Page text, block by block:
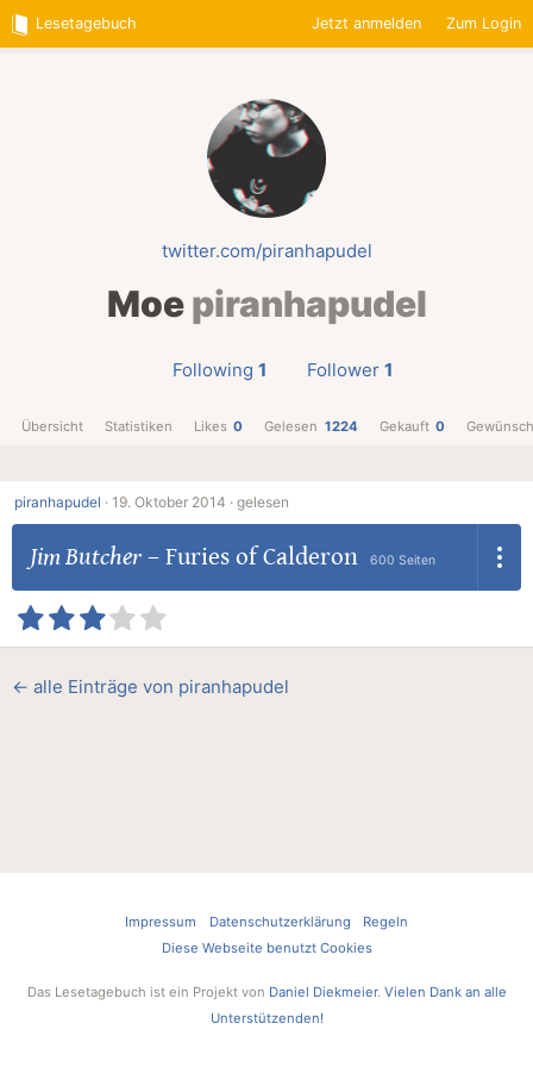
Lesetagebuch Jetzt anmelden Zum Login
twitter.com/piranhapudel
Moepiranhapudel
Following 1 Follower 1
Übersicht Statistiken Likes 0 Gelesen 1224 Gekauft 0
piranhapudel · 19. Oktober 2014 · gelesen
Jim Butcher– Furies of Calderon 600 Seiten
← alle Einträge von piranhapudel
Impressum Datenschutzerklärung
Regeln
Diese Webseite benutzt Cookies
Das Lesetagebuch ist ein Projekt von Daniel Diekmeier. Vielen Dank an alle
Unterstützenden!